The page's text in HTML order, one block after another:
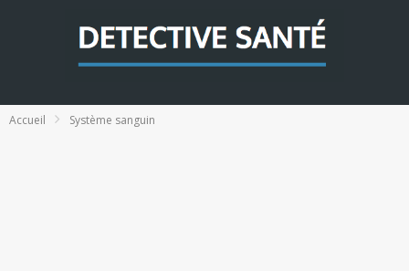
Accueil Système sanguin